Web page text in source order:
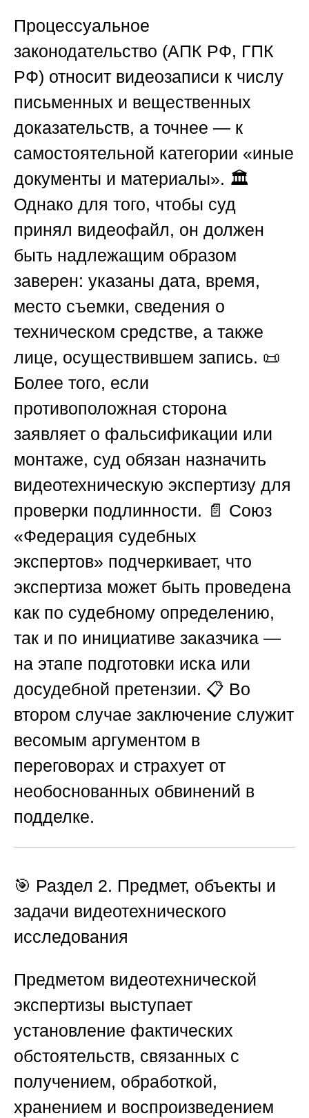
Процессуальное
законодательство (АПК РФ, ГПК
РФ) относит видеозаписи к числу
письменных и вещественных
доказательств, а точнее — к
самостоятельной категории «иные
документы и материалы». 🏛️
Однако для того, чтобы суд
принял видеофайл, он должен
быть надлежащим образом
заверен: указаны дата, время,
место съемки, сведения о
техническом средстве, а также
лице, осуществившем запись. 📜
Более того, если
противоположная сторона
заявляет о фальсификации или
монтаже, суд обязан назначить
видеотехническую экспертизу для
проверки подлинности. 📄 Союз
«Федерация судебных
экспертов» подчеркивает, что
экспертиза может быть проведена
как по судебному определению,
так и по инициативе заказчика —
на этапе подготовки иска или
досудебной претензии. 📋 Во
втором случае заключение служит
весомым аргументом в
переговорах и страхует от
необоснованных обвинений в
подделке.
🎯 Раздел 2. Предмет, объекты и
задачи видеотехнического
исследования
Предметом видеотехнической
экспертизы выступает
установление фактических
обстоятельств, связанных с
получением, обработкой,
хранением и воспроизведением